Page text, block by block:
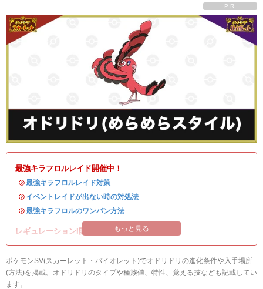
PR
最強キラフロルレイド開催中！
・最強キラフロルレイド対策
・ イベントレイドが出ない時の対処法
・最強キラフロルのワンパン方法
レギュレーションI開催中！ もっと見る
ポケモンSV(スカーレット・バイオレット)でオドリドリの進化条件や入手場所
(方法)を掲載。オドリドリのタイプや種族値、特性、覚える技なども記載してい
ます。